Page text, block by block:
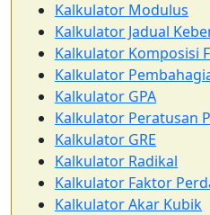
Kalkulator Modulus
Kalkulator Jadual
Kalkulator Komposisi
Kalkulator
Kalkulator GPA
Kalkulator Peratusan
Kalkulator GRE
Kalkulator Radikal
Kalkulator Faktor
Kalkulator Akar Kubik